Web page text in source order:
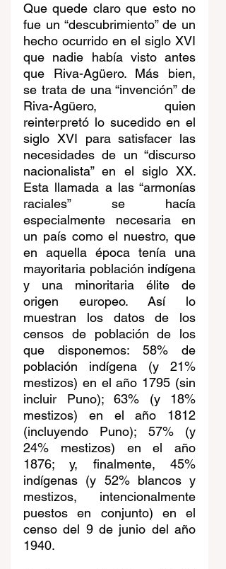
Que quede claro que esto no
fue un “descubrimiento” de un
hecho ocurrido en el siglo XVI
que nadie había visto antes
que Riva-Agüero. Más bien,
se trata de una “invención” de
Riva-Agüero, quien
reinterpretó lo sucedido en el
siglo XVI para satisfacer las
necesidades de un “discurso
nacionalista” en el siglo XX.
Esta llamada a las “armonías
raciales” se hacía
especialmente necesaria en
un país como el nuestro, que
en aquella época tenía una
mayoritaria población indígena
y una minoritaria élite de
origen europeo. Así lo
muestran los datos de los
censos de población de los
que disponemos: 58% de
población indígena (y 21%
mestizos) en el año 1795 (sin
incluir Puno); 63% (y 18%
mestizos) en el año 1812
(incluyendo Puno); 57% (y
24% mestizos) en el año
1876; y, finalmente, 45%
indígenas (y 52% blancos y
mestizos, intencionalmente
puestos en conjunto) en el
censo del 9 de junio del año
1940.